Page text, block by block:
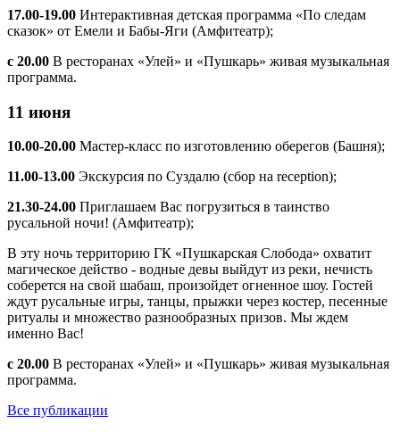
17.00-19.00 Интерактивная детская программа «По следам
сказок» от Емели и Бабы-Яги (Амфитеатр);
c 20.00 В ресторанах «Улей» и «Пушкарь» живая музыкальная
программа.
11 июня
10.00-20.00 Мастер-класс по изготовлению оберегов (Башня);
11.00-13.00 Экскурсия по Суздалю (сбор на reception);
21.30-24.00 Приглашаем Вас погрузиться в таинство
русальной ночи! (Амфитеатр);
В эту ночь территорию ГК «Пушкарская Слобода» охватит
магическое действо - водные девы выйдут из реки, нечисть
соберется на свой шабаш, произойдет огненное шоу. Гостей
ждут русальные игры, танцы, прыжки через костер, песенные
ритуалы и множество разнообразных призов. Мы ждем
именно Вас!
c 20.00 В ресторанах «Улей» и «Пушкарь» живая музыкальная
программа.
Все публикации